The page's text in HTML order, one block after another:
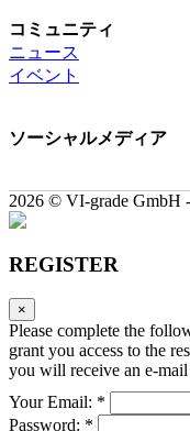
コミュニティ
ニュース
イベント
ソーシャルメディア
2026 © VI-grade GmbH
REGISTER
×
Please complete the
grant you access to the
you will receive an e-
Your Email: *
Password: *